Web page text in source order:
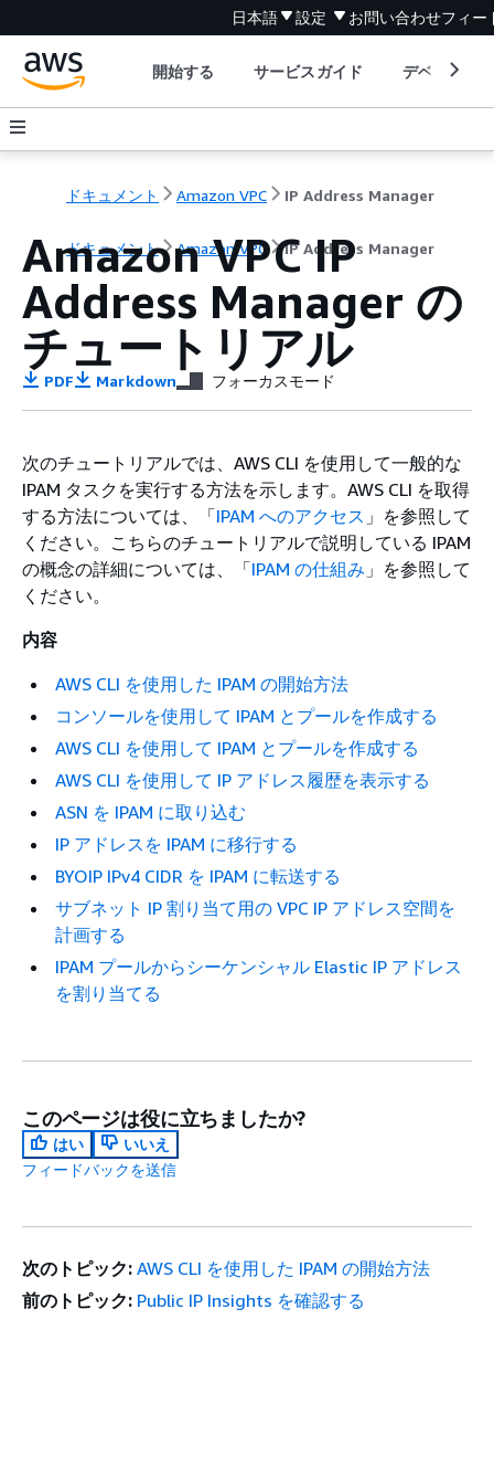
日本語 設定 お問い合わせフィー
開始する サービスガイド デベロッパ
ドキュメント Amazon VPC IP Address Manager
ドキュメント Amazon VPC IP Address Manager
Amazon VPC IP
Address Manager の
チュートリアル
PDF Markdown フォーカスモード
次のチュートリアルでは、AWS CLI を使用して一般的な
IPAM タスクを実行する方法を示します。AWS CLI を取得
する方法については、「IPAM へのアクセス 」を参照して
ください。こちらのチュートリアルで説明している IPAM
の概念の詳細については、「IPAM の仕組み 」を参照して
ください。
内容
AWS CLI を使用した IPAM の開始方法
コンソールを使用して IPAM とプールを作成する
AWS CLI を使用して IPAM とプールを作成する
AWS CLI を使用して IP アドレス履歴を表示する
ASN を IPAM に取り込む
IP アドレスを IPAM に移行する
BYOIP IPv4 CIDR を IPAM に転送する
サブネット IP 割り当て用の VPC IP アドレス空間を
計画する
IPAM プールからシーケンシャル Elastic IP アドレス
を割り当てる
このページは役に立ちましたか?
はい
いいえ
フィードバックを送信
次のトピック: AWS CLI を使用した IPAM の開始方法
前のトピック: Public IP Insights を確認する